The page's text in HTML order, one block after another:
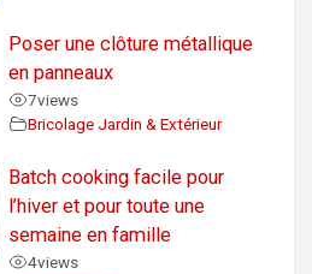
Poser une clôture métallique
en panneaux
7views
Bricolage Jardin & Extérieur
Batch cooking facile pour
l’hiver et pour toute une
semaine en famille
4views